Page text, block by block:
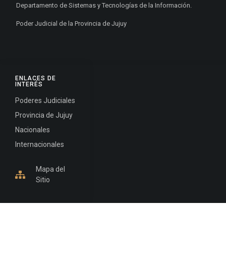
ENLACES DE
INTERÉS
Poderes Judiciales
Provincia de Jujuy
Nacionales
Internacionales
Mapa del
Sitio
Departamento de Sistemas y Tecnologías de la Información.
Poder Judicial de la Provincia de Jujuy